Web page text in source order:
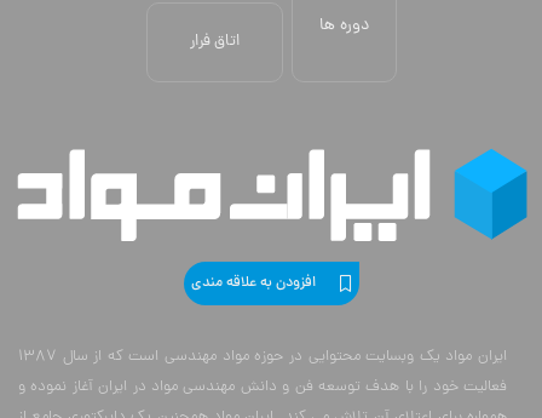
دوره ها
اتاق فرار
افزودن به علاقه مندی
ایران مواد یک وبسایت محتوایی در حوزه مواد مهندسی است که از سال 1387
فعالیت خود را با هدف توسعه فن و دانش مهندسی مواد در ایران آغاز نموده و